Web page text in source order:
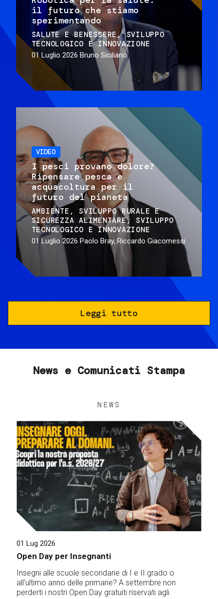
il futuro che stiamo
sperimentando
SALUTE E BENESSERE
SVILUPPO
TECNOLOGICO E INNOVAZIONE
01 Luglio 2026 Bruno Siciliano
VIDEO
I pesci provano dolore?
Ripensare pesca e
acquacoltura per il
futuro del pianeta
AMBIENTE
SVILUPPO RURALE E
SICUREZZA ALIMENTARE
SVILUPPO
TECNOLOGICO E INNOVAZIONE
01 Luglio 2026 Paolo Bray, Riccardo Giacomessi
Leggi tutto
News e Comunicati Stampa
NEWS
01 Lug 2026
Open Day per Insegnanti
Insegni alle scuole secondarie di I e II grado o
all'ultimo anno delle primarie? A settembre non
perderti i nostri Open Day gratuiti riservati agli